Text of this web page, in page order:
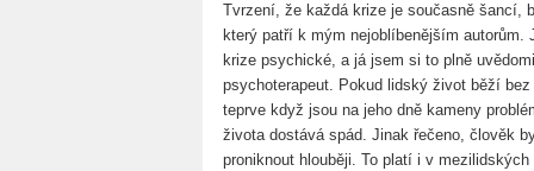
Tvrzení, že každá krize je současně šancí,
který patří k mým nejoblíbenějším
krize psychické, a já jsem si to plně
psychoterapeut. Pokud lidský život běží
teprve když jsou na jeho dně kameny
života dostává spád. Jinak řečeno, člověk
proniknout hlouběji. To platí i v